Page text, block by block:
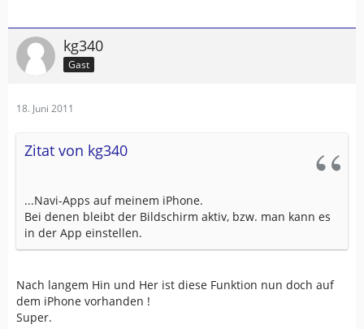
kg340
Gast
18. Juni 2011
Zitat von kg340
...Navi-Apps auf meinem iPhone.
Bei denen bleibt der Bildschirm aktiv, bzw. man kann es
in der App einstellen.
Nach langem Hin und Her ist diese Funktion nun doch auf
dem iPhone vorhanden !
Super.